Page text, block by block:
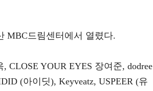
MBC드림센터에서 열렸다.
CLOSE YOUR EYES 장여준, dodree
(아이딧), Keyveatz, USPEER (유